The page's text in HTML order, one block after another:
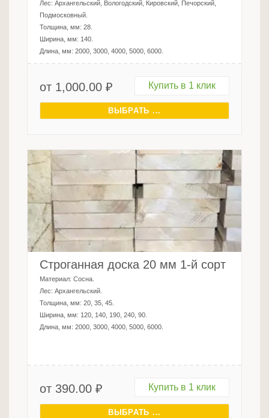
Лес: Архангельский, Вологодский, Кировский, Печорский,
Подмосковный.
Толщина, мм: 28.
Ширина, мм: 140.
Длина, мм: 2000, 3000, 4000, 5000, 6000.
от 1,000.00 ₽ Купить в 1 клик
ВЫБРАТЬ ...
Строганная доска 20 мм 1-й сорт
Материал: Сосна.
Лес: Архангельский.
Толщина, мм: 20, 35, 45.
Ширина, мм: 120, 140, 190, 240, 90.
Длина, мм: 2000, 3000, 4000, 5000, 6000.
от 390.00 ₽ Купить в 1 клик
ВЫБРАТЬ ...